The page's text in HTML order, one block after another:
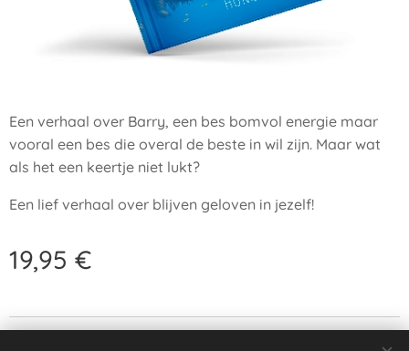
Een verhaal over Barry, een bes bomvol energie maar
vooral een bes die overal de beste in wil zijn. Maar wat
als het een keertje niet lukt?
Een lief verhaal over blijven geloven in jezelf!
19,95 €